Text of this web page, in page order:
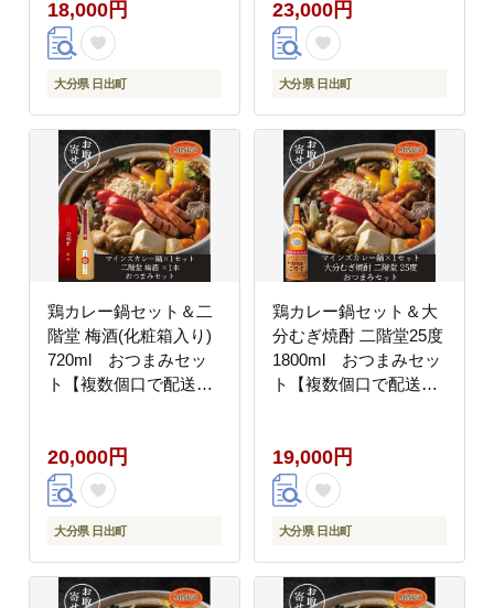
18,000円
大分県 日出町
23,000円
大分県 日出町
鶏カレー鍋セット＆二
階堂 梅酒(化粧箱入り)
720ml おつまみセッ
ト【複数個口で配送】
20,000円
大分県 日出町
鶏カレー鍋セット＆大
分むぎ焼酎 二階堂25度
1800ml おつまみセッ
ト【複数個口で配送】
19,000円
大分県 日出町